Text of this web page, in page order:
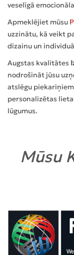
veselīgā
Apmeklējiet mūsu
uzzinātu, kā veikt
dizainu un
Augstas kvalitātes
nodrošināt jūsu
atslēgu
personalizētas
lūgumus.
Mūsu